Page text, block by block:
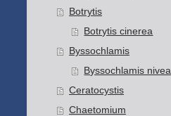
Botrytis
Botrytis cinerea
Byssochlamis
Byssochlamis nivea
Ceratocystis
Chaetomium